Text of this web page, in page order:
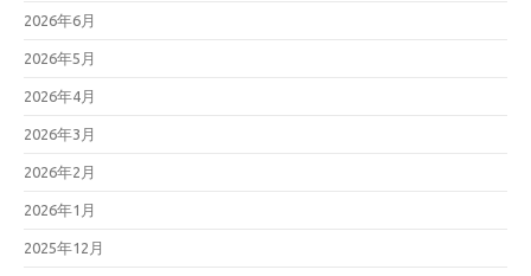
2026年6月
2026年5月
2026年4月
2026年3月
2026年2月
2026年1月
2025年12月